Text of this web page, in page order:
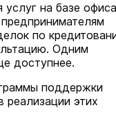
на базе офиса
по
Одним
доступнее.
поддержки
реализации этих